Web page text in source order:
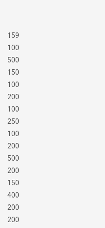
159
100
500
150
100
200
100
250
100
200
500
200
150
400
200
200